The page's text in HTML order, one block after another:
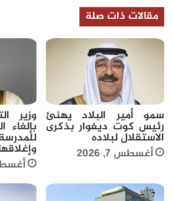
مقالات ذات صلة
سمو أمير البلاد يهنئ
رئيس كوت ديفوار بذكرى
الاستقلال لبلاده
أغسطس 7, 2026
وزير
بإلغاء
أغسطس